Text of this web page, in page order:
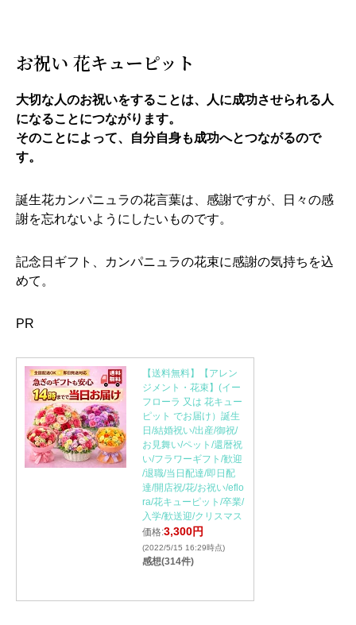
お祝い 花キューピット
大切な人のお祝いをすることは、人に成功させられる人
になることにつながります。
そのことによって、自分自身も成功へとつながるので
す。
誕生花カンパニュラの花言葉は、感謝ですが、日々の感
謝を忘れないようにしたいものです。
記念日ギフト、カンパニュラの花束に感謝の気持ちを込
めて。
PR
【送料無料】【アレン
ジメント・花束】(イー
フローラ 又は 花キュー
ピット でお届け）誕生
日/結婚祝い/出産/御祝/
お見舞い/ペット/還暦祝
い/フラワーギフト/歓迎
/退職/当日配達/即日配
達/開店祝/花/お祝い/eflo
ra/花キューピット/卒業/
入学/歓送迎/クリスマス
価格:3,300円
(2022/5/15 16:29時点)
感想(314件)